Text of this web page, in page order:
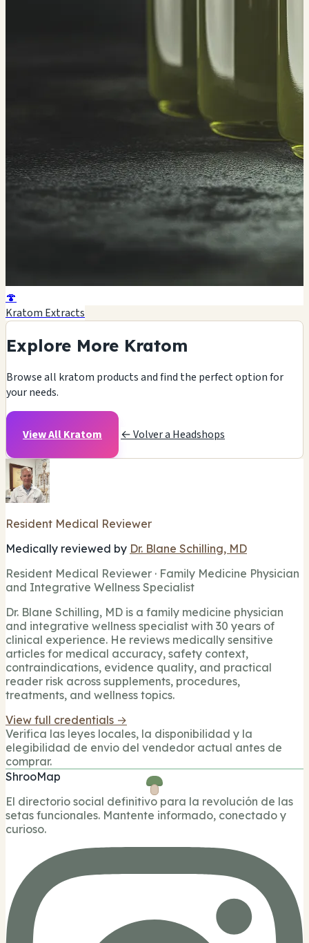
🍄
Kratom Extracts
Explore More Kratom
Browse all kratom products and find the perfect option for
your needs.
View All Kratom ← Volver a Headshops
Resident Medical Reviewer
Medically reviewed by Dr. Blane Schilling, MD
Resident Medical Reviewer · Family Medicine Physician
and Integrative Wellness Specialist
Dr. Blane Schilling, MD is a family medicine physician
and integrative wellness specialist with 30 years of
clinical experience. He reviews medically sensitive
articles for medical accuracy, safety context,
contraindications, evidence quality, and practical
reader risk across supplements, procedures,
treatments, and wellness topics.
View full credentials →
Verifica las leyes locales, la disponibilidad y la
elegibilidad de envio del vendedor actual antes de
comprar.
ShrooMap
El directorio social definitivo para la revolución de las
setas funcionales. Mantente informado, conectado y
curioso.